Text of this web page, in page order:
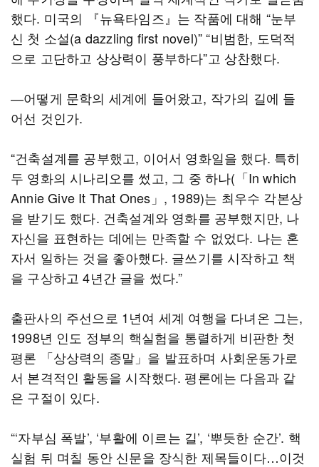
했다. 미국의 『뉴욕타임즈』는 작품에 대해 “눈부
신 첫 소설(a dazzling first novel)” “비범한, 도덕적
으로 고단하고 상상력이 풍부하다”고 상찬했다.
―어떻게 문학의 세계에 들어왔고, 작가의 길에 들
어선 것인가.
“건축설계를 공부했고, 이어서 영화일을 했다. 특히
두 영화의 시나리오를 썼고, 그 중 하나(「In which
Annie Give It That Ones」, 1989)는 최우수 각본상
을 받기도 했다. 건축설계와 영화를 공부했지만, 나
자신을 표현하는 데에는 만족할 수 없었다. 나는 혼
자서 일하는 것을 좋아했다. 글쓰기를 시작하고 책
을 구상하고 4년간 글을 썼다.”
출판사의 주선으로 1년여 세계 여행을 다녀온 그는,
1998년 인도 정부의 핵실험을 통렬하게 비판한 첫
평론 「상상력의 종말」을 발표하며 사회운동가로
서 본격적인 활동을 시작했다. 평론에는 다음과 같
은 구절이 있다.
“‘자부심 폭발’, ‘부활에 이르는 길’, ‘뿌듯한 순간’. 핵
실험 뒤 며칠 동안 신문을 장식한 제목들이다…이것